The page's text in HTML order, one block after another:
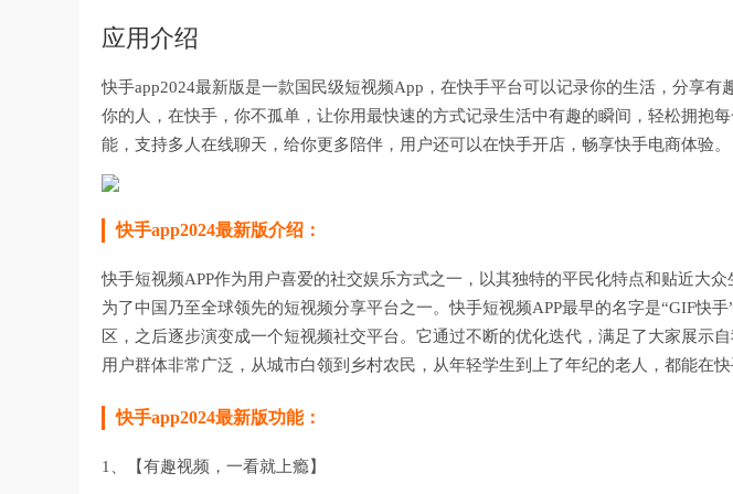
应用介绍
快手app2024最新版是一款国民级短视频App，在快手平台可以记录你的生活，分享有
你的人，在快手，你不孤单，让你用最快速的方式记录生活中有趣的瞬间，轻松拥抱
能，支持多人在线聊天，给你更多陪伴，用户还可以在快手开店，畅享快手电商体验。
快手app2024最新版介绍：
快手短视频APP作为用户喜爱的社交娱乐方式之一，以其独特的平民化特点和贴近大
为了中国乃至全球领先的短视频分享平台之一。快手短视频APP最早的名字是“GIF快
区，之后逐步演变成一个短视频社交平台。它通过不断的优化迭代，满足了大家展示
用户群体非常广泛，从城市白领到乡村农民，从年轻学生到上了年纪的老人，都能在
快手app2024最新版功能：
1、【有趣视频，一看就上瘾】